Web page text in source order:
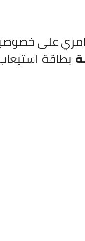
على
بطاقة